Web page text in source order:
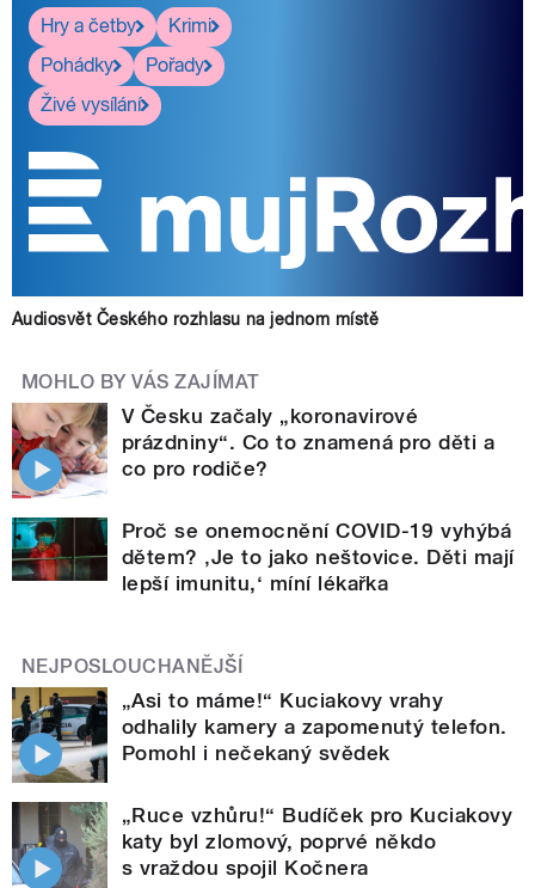
Hry a četby
Krimi
Pohádky
Pořady
Živé vysílání
Audiosvět Českého rozhlasu na jednom místě
MOHLO BY VÁS ZAJÍMAT
V Česku začaly „koronavirové
prázdniny“. Co to znamená pro děti a
co pro rodiče?
Proč se onemocnění COVID-19 vyhýbá
dětem? ‚Je to jako neštovice. Děti mají
lepší imunitu,‘ míní lékařka
NEJPOSLOUCHANĚJŠÍ
„Asi to máme!“ Kuciakovy vrahy
odhalily kamery a zapomenutý telefon.
Pomohl i nečekaný svědek
„Ruce vzhůru!“ Budíček pro Kuciakovy
katy byl zlomový, poprvé někdo
s vraždou spojil Kočnera